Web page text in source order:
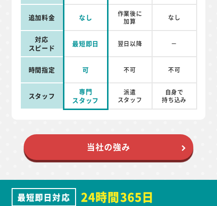
追加料金 なし
作業後に
加算
なし
対応
スピード
最短即日 翌日以降 －
時間指定 可 不可 不可
スタッフ
専門
スタッフ
派遣
スタッフ
自身で
持ち込み
当社の強み
最短即日対応
24時間365日